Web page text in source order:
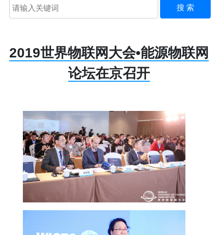
搜 索
2019世界物联网大会•能源物联网
论坛在京召开